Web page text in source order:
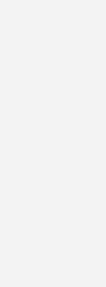
einverstanden, über
eine Abmeldung ist
mit Daten finden Sie
unserer weiteren